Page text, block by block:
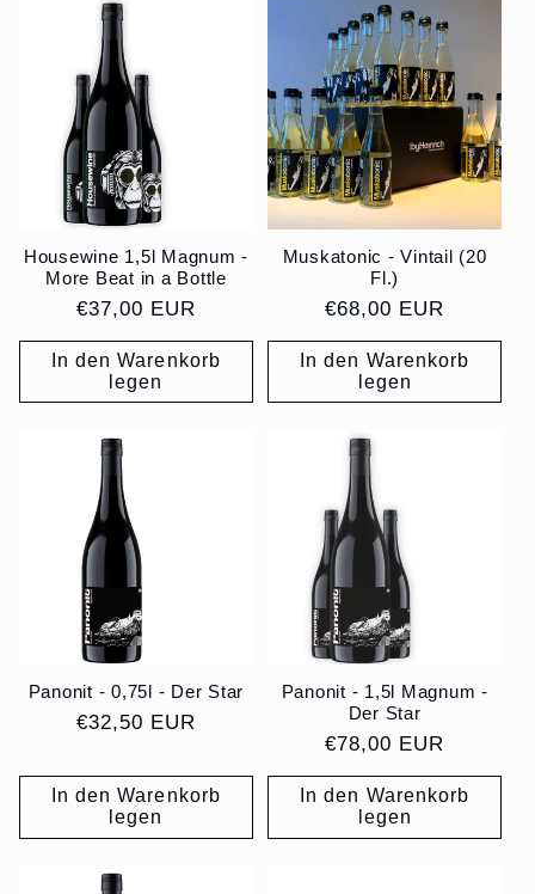
Housewine 1,5l Magnum -
More Beat in a Bottle
Normaler
Preis
€37,00 EUR
In den Warenkorb
legen
Muskatonic - Vintail (20
Fl.)
Normaler
Preis
€68,00 EUR
In den Warenkorb
legen
Panonit - 0,75l - Der Star
Normaler
€32,50 EUR
In den Warenkorb
legen
Panonit - 1,5l Magnum -
Der Star
Normaler
Preis
€78,00 EUR
In den Warenkorb
legen